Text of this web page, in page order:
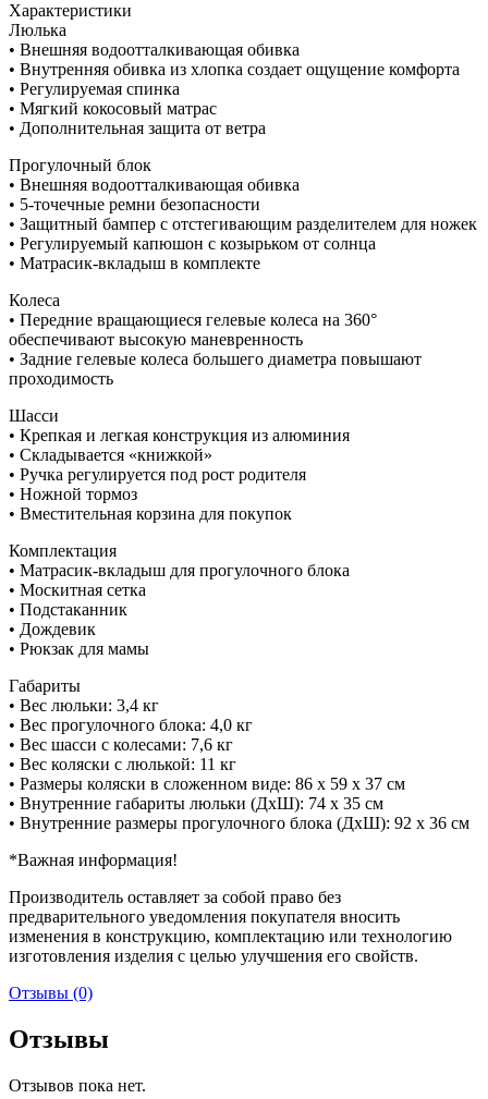
Характеристики
Люлька
• Внешняя водоотталкивающая обивка
• Внутренняя обивка из хлопка создает ощущение комфорта
• Регулируемая спинка
• Мягкий кокосовый матрас
• Дополнительная защита от ветра
Прогулочный блок
• Внешняя водоотталкивающая обивка
• 5-точечные ремни безопасности
• Защитный бампер с отстегивающим разделителем для ножек
• Регулируемый капюшон с козырьком от солнца
• Матрасик-вкладыш в комплекте
Колеса
• Передние вращающиеся гелевые колеса на 360°
обеспечивают высокую маневренность
• Задние гелевые колеса большего диаметра повышают
проходимость
Шасси
• Крепкая и легкая конструкция из алюминия
• Складывается «книжкой»
• Ручка регулируется под рост родителя
• Ножной тормоз
• Вместительная корзина для покупок
Комплектация
• Матрасик-вкладыш для прогулочного блока
• Москитная сетка
• Подстаканник
• Дождевик
• Рюкзак для мамы
Габариты
• Вес люльки: 3,4 кг
• Вес прогулочного блока: 4,0 кг
• Вес шасси с колесами: 7,6 кг
• Вес коляски с люлькой: 11 кг
• Размеры коляски в сложенном виде: 86 х 59 х 37 см
• Внутренние габариты люльки (ДхШ): 74 х 35 см
• Внутренние размеры прогулочного блока (ДхШ): 92 х 36 см
*Важная информация!
Производитель оставляет за собой право без
предварительного уведомления покупателя вносить
изменения в конструкцию, комплектацию или технологию
изготовления изделия с целью улучшения его свойств.
Отзывы (0)
Отзывы
Отзывов пока нет.